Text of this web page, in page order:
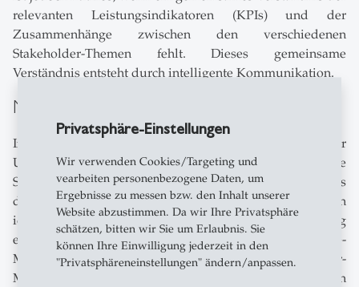
Privatsphäre-Einstellungen
Wir verwenden Cookies/Targeting und
vearbeiten personenbezogene Daten, um
Ergebnisse zu messen bzw. den Inhalt unserer
Website abzustimmen. Da wir Ihre Privatsphäre
schätzen, bitten wir Sie um Erlaubnis. Sie
können Ihre Einwilligung jederzeit in den
"Privatsphäreneinstellungen" ändern/anpassen.
relevanten Leistungsindikatoren (KPIs) und der
Zusammenhänge zwischen den verschiedenen
Stakeholder-Themen fehlt. Dieses gemeinsame
Verständnis entsteht durch intelligente Kommunikation.
Meinungsbeitrag
In einer gemeinsamen Studie von PwC Schweiz und der
Universität St.Gallen haben wir analysiert, wie integrierte
Schweizer Unternehmen denken und handeln. Auf Basis
der Studienergebnisse haben wir Erfolgsfaktoren
identifiziert und Empfehlungen für die Implementierung
eines effizienten und modernen Performance-
Management-Systems sowie eines Stakeholder-
Managements entwickelt, die auf noch bestehenden